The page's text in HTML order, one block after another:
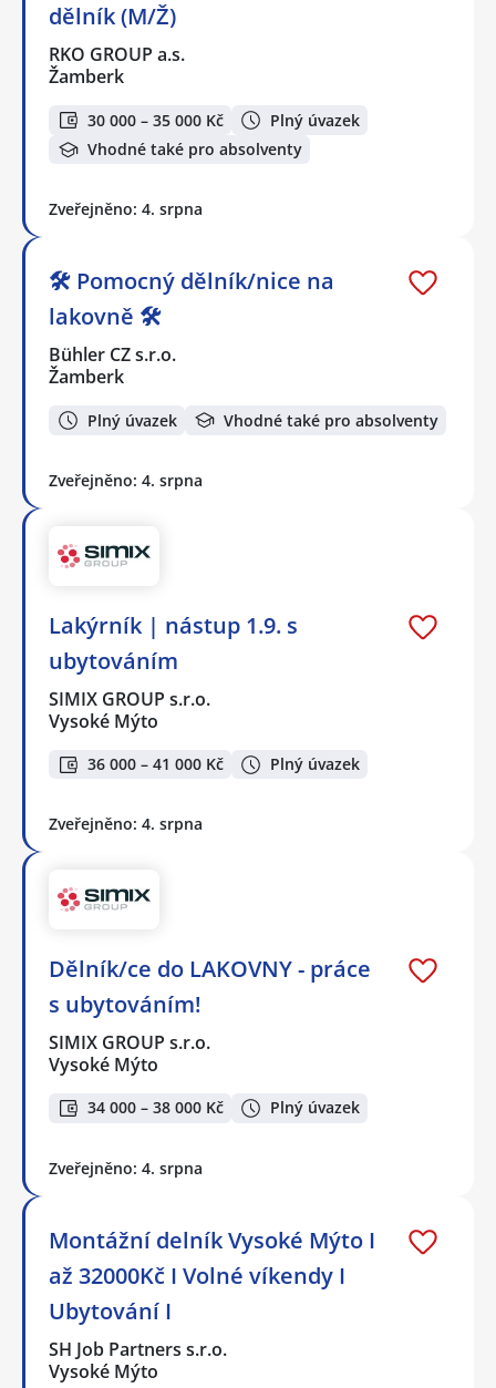
dělník (M/Ž)
RKO GROUP a.s.
Žamberk
30 000 – 35 000 Kč
Plný úvazek
Vhodné také pro absolventy
Zveřejněno: 4. srpna
🛠 Pomocný dělník/nice na
lakovně 🛠
Bühler CZ s.r.o.
Žamberk
Plný úvazek Vhodné také pro absolventy
Zveřejněno: 4. srpna
Lakýrník | nástup 1.9. s
ubytováním
SIMIX GROUP s.r.o.
Vysoké Mýto
36 000 – 41 000 Kč Plný úvazek
Zveřejněno: 4. srpna
Dělník/ce do LAKOVNY - práce
s ubytováním!
SIMIX GROUP s.r.o.
Vysoké Mýto
34 000 – 38 000 Kč Plný úvazek
Zveřejněno: 4. srpna
Montážní delník Vysoké Mýto I
až 32000Kč I Volné víkendy I
Ubytování I
SH Job Partners s.r.o.
Vysoké Mýto